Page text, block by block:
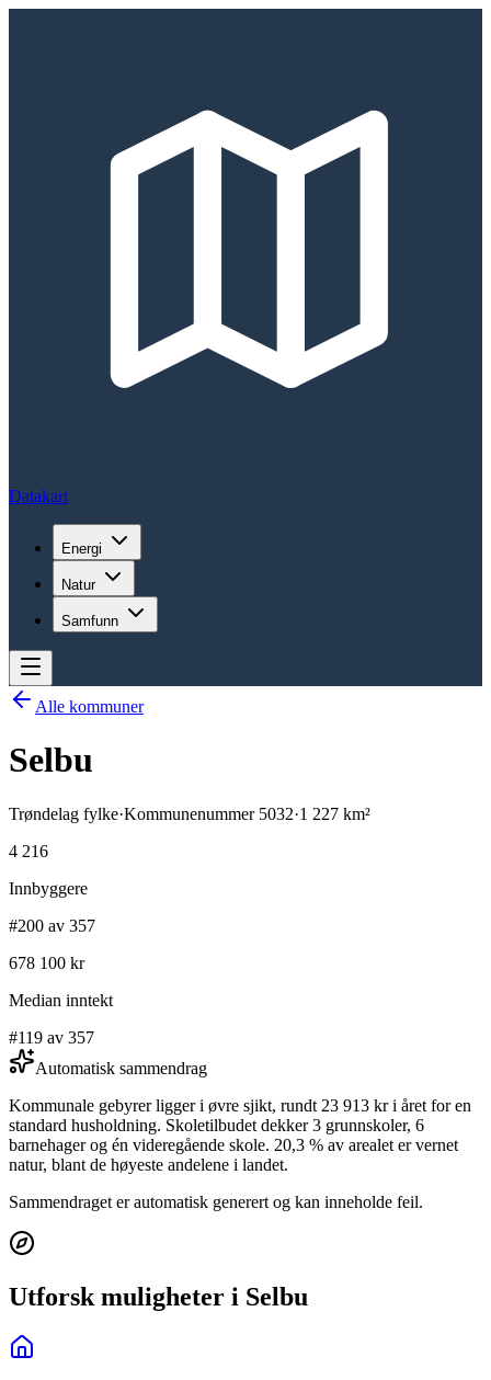
Datakart
Energi
Natur
Samfunn
Alle kommuner
Selbu
Trøndelag fylke·Kommunenummer 5032·1 227 km²
4 216
Innbyggere
#200 av 357
678 100 kr
Median inntekt
#119 av 357
Automatisk sammendrag
Kommunale gebyrer ligger i øvre sjikt, rundt 23 913 kr i året for en
standard husholdning. Skoletilbudet dekker 3 grunnskoler, 6
barnehager og én videregående skole. 20,3 % av arealet er vernet
natur, blant de høyeste andelene i landet.
Sammendraget er automatisk generert og kan inneholde feil.
Utforsk muligheter i Selbu